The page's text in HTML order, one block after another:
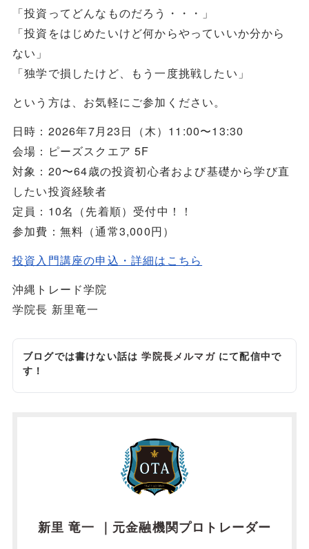
「投資ってどんなものだろう・・・」
「投資をはじめたいけど何からやっていいか分から
ない」
「独学で損したけど、もう一度挑戦したい」
という方は、お気軽にご参加ください。
日時：2026年7月23日（木）11:00〜13:30
会場：ピーズスクエア 5F
対象：20〜64歳の投資初心者および基礎から学び直
したい投資経験者
定員：10名（先着順）受付中！！
参加費：無料（通常3,000円）
投資入門講座の申込・詳細はこちら
沖縄トレード学院
学院長 新里竜一
ブログでは書けない話は学院長メルマガにて配信中で
す！
新里 竜一 ｜元金融機関プロトレーダー